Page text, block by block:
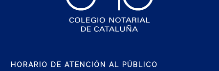
HORARIO DE ATENCIÓN AL PÚBLICO